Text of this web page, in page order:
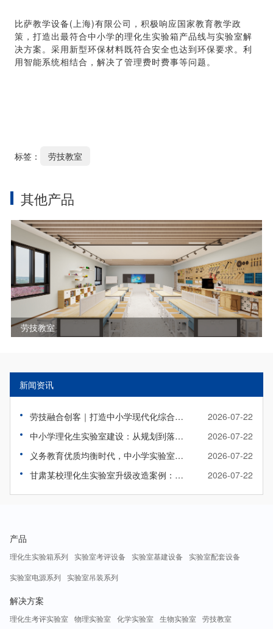
比萨教学设备(上海)有限公司，积极响应国家教育教学政
策，打造出最符合中小学的理化生实验箱产品线与实验室解
决方案。 采用新型环保材料既符合安全也达到环保要求。 利
用智能系统相结合，解决了管理费时费事等问题。
标签： 劳技教室
其他产品
劳技教室
新闻资讯
劳技融合创客｜打造中小学现代化综合实践教室
2026-07-22
中小学理化生实验室建设：从规划到落地实操指南
2026-07-22
义务教育优质均衡时代，中小学实验室该如何标准化升级？
2026-07-22
甘肃某校理化生实验室升级改造案例：旧貌焕新颜，智教启新程
2026-07-22
产品
理化生实验箱系列 实验室考评设备 实验室基建设备
实验室配套设备
实验室电源系列
实验室吊装系列
解决方案
理化生考评实验室 物理实验室 化学实验室 生物实验室 劳技教室